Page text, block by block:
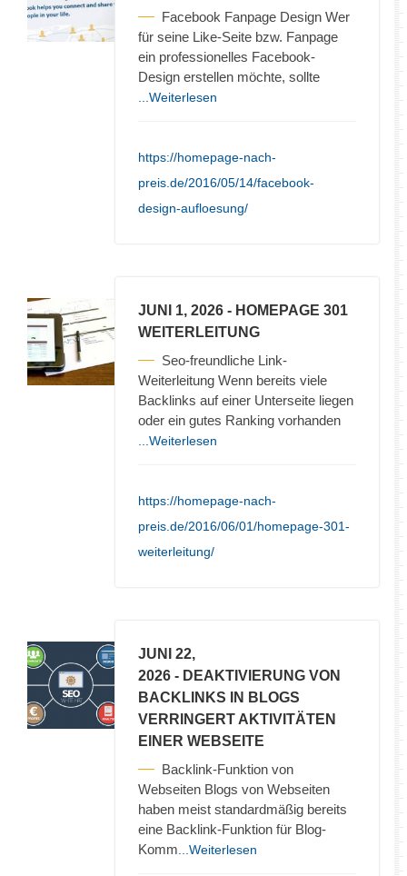
Facebook Fanpage Design Wer
für seine Like-Seite bzw. Fanpage
ein professionelles Facebook-
Design erstellen möchte, sollte
...Weiterlesen
https://homepage-nach-
preis.de/2016/05/14/facebook-
design-aufloesung/
JUNI 1, 2026 - HOMEPAGE 301
WEITERLEITUNG
Seo-freundliche Link-
Weiterleitung Wenn bereits viele
Backlinks auf einer Unterseite liegen
oder ein gutes Ranking vorhanden
...Weiterlesen
https://homepage-nach-
preis.de/2016/06/01/homepage-301-
weiterleitung/
JUNI 22,
2026 - DEAKTIVIERUNG VON
BACKLINKS IN BLOGS
VERRINGERT AKTIVITÄTEN
EINER WEBSEITE
Backlink-Funktion von
Webseiten Blogs von Webseiten
haben meist standardmäßig bereits
eine Backlink-Funktion für Blog-
Komm ...Weiterlesen